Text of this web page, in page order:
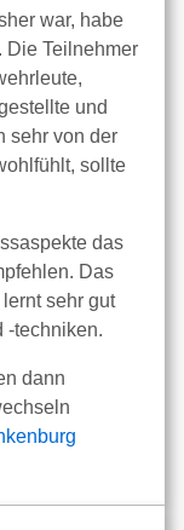
war, habe
Die Teilnehmer
und
sehr von der
sollte
das
Das
sehr gut
-techniken.
dann